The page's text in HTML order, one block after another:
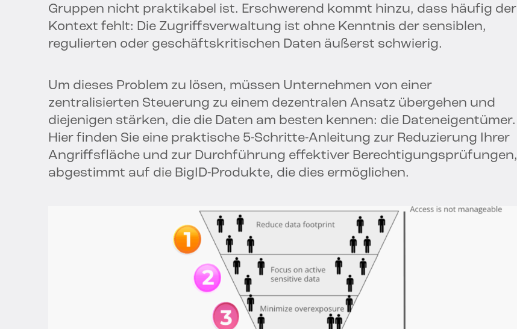
Gruppen nicht praktikabel ist. Erschwerend kommt hinzu, dass häufig der
Kontext fehlt: Die Zugriffsverwaltung ist ohne Kenntnis der sensiblen,
regulierten oder geschäftskritischen Daten äußerst schwierig.
Um dieses Problem zu lösen, müssen Unternehmen von einer
zentralisierten Steuerung zu einem dezentralen Ansatz übergehen und
diejenigen stärken, die die Daten am besten kennen: die Dateneigentümer.
Hier finden Sie eine praktische 5-Schritte-Anleitung zur Reduzierung Ihrer
Angriffsfläche und zur Durchführung effektiver Berechtigungsprüfungen,
abgestimmt auf die BigID-Produkte, die dies ermöglichen.